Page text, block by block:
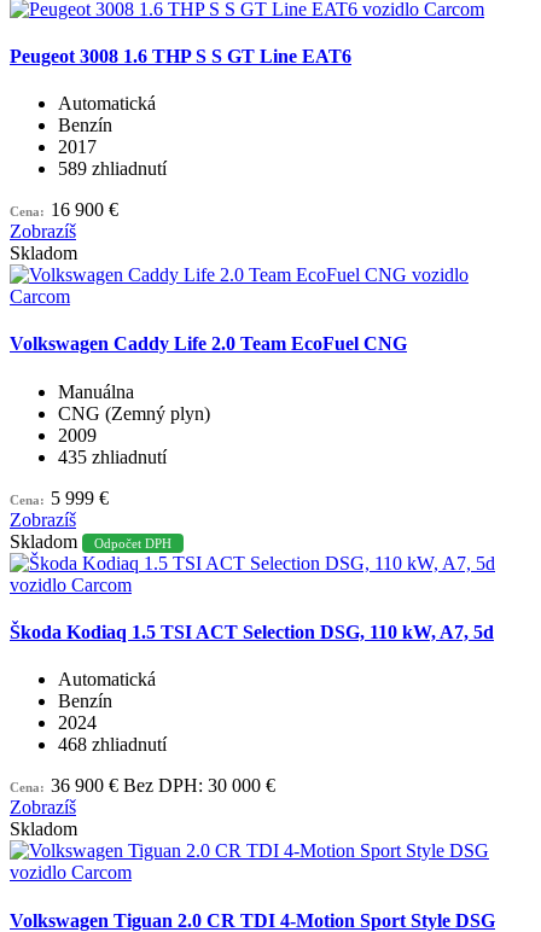
Peugeot 3008 1.6 THP S S GT Line EAT6
Automatická
Benzín
2017
589 zhliadnutí
Cena: 16 900 €
Zobrazíš
Skladom
Volkswagen Caddy Life 2.0 Team EcoFuel CNG
Manuálna
CNG (Zemný plyn)
2009
435 zhliadnutí
Cena: 5 999 €
Zobrazíš
Skladom
Odpočet DPH
Škoda Kodiaq 1.5 TSI ACT Selection DSG, 110 kW, A7, 5d
Automatická
Benzín
2024
468 zhliadnutí
Cena: 36 900 € Bez DPH: 30 000 €
Zobrazíš
Skladom
Volkswagen Tiguan 2.0 CR TDI 4-Motion Sport Style DSG